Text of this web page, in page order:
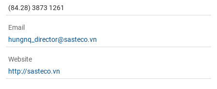
(84.28) 3873 1261
Email
hungnq_director@sasteco.vn
Website
http://sasteco.vn